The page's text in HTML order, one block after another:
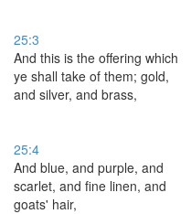
25:3
And this is the offering which
ye shall take of them; gold,
and silver, and brass,
25:4
And blue, and purple, and
scarlet, and fine linen, and
goats' hair,